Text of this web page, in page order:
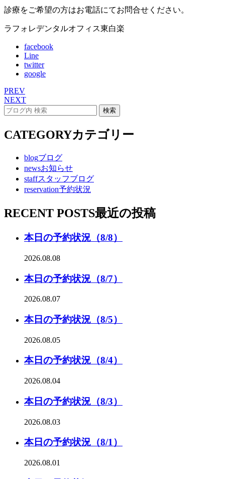
診療をご希望の方はお電話にてお問合せください。
ラフォレデンタルオフィス東白楽
facebook
Line
twitter
google
PREV
NEXT
CATEGORYカテゴリー
blogブログ
newsお知らせ
staffスタッフブログ
reservation予約状況
RECENT POSTS最近の投稿
本日の予約状況（8/8）
2026.08.08
本日の予約状況（8/7）
2026.08.07
本日の予約状況（8/5）
2026.08.05
本日の予約状況（8/4）
2026.08.04
本日の予約状況（8/3）
2026.08.03
本日の予約状況（8/1）
2026.08.01